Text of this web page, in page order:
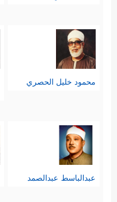
محمود خليل الحصري
عبدالباسط عبدالصمد